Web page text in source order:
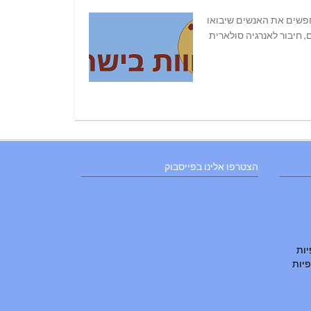
ליישוב נווה זיו. מחפשים את האנשים שיבואו
חיבור לאנרגיה סולארית
הצטרפו אלינו בפייסבוק